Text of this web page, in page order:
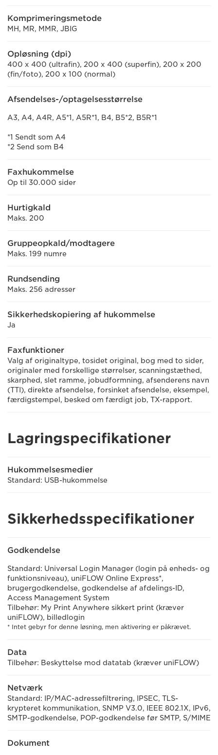
Komprimeringsmetode
MH, MR, MMR, JBIG
Opløsning (dpi)
400 x 400 (ultrafin), 200 x 400 (superfin), 200 x 200
(fin/foto), 200 x 100 (normal)
Afsendelses-/optagelsesstørrelse
A3, A4, A4R, A5*1, A5R*1, B4, B5*2, B5R*1
*1 Sendt som A4
*2 Send som B4
Faxhukommelse
Op til 30.000 sider
Hurtigkald
Maks. 200
Gruppeopkald/modtagere
Maks. 199 numre
Rundsending
Maks. 256 adresser
Sikkerhedskopiering af hukommelse
Ja
Faxfunktioner
Valg af originaltype, tosidet original, bog med to sider,
originaler med forskellige størrelser, scanningstæthed,
skarphed, slet ramme, jobudformning, afsenderens navn
(TTI), direkte afsendelse, forsinket afsendelse, eksempel,
færdigstempel, besked om færdigt job, TX-rapport.
Lagringspecifikationer
Hukommelsesmedier
Standard: USB-hukommelse
Sikkerhedsspecifikationer
Godkendelse
Standard: Universal Login Manager (login på enheds- og
funktionsniveau), uniFLOW Online Express*,
brugergodkendelse, godkendelse af afdelings-ID,
Access Management System
Tilbehør: My Print Anywhere sikkert print (kræver
uniFLOW), billedlogin
* Intet gebyr for denne løsning, men aktivering er påkrævet.
Data
Tilbehør: Beskyttelse mod datatab (kræver uniFLOW)
Netværk
Standard: IP/MAC-adressefiltrering, IPSEC, TLS-
krypteret kommunikation, SNMP V3.0, IEEE 802.1X, IPv6,
SMTP-godkendelse, POP-godkendelse før SMTP, S/MIME
Dokument